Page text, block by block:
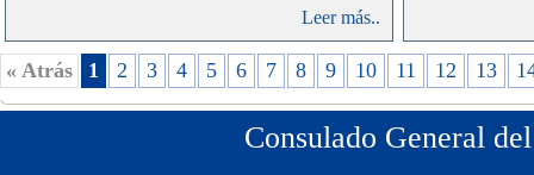
Leer más..
« Atrás 1 2 3 4 5 6 7 8 9 10 11 12 13
Consulado General